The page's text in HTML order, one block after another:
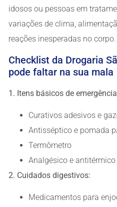
idosos ou pessoas em
variações de clima,
reações inesperadas no corpo.
Checklist da Drogaria
pode faltar na sua mala
1. Itens básicos de
Curativos adesivos e
Antisséptico e pomada
Termômetro
Analgésico e antitérmico
2. Cuidados digestivos:
Medicamentos para